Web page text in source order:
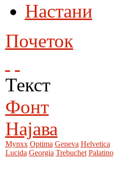
Настани
Почеток
Текст
Фонт
Најава
Mynxx Optima Geneva Helvetica
Lucida Georgia Trebuchet Palatino